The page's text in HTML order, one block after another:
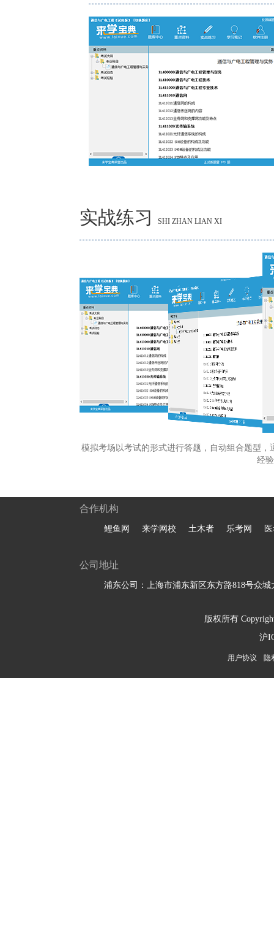
实战练习 SHI ZHAN LIAN XI
模拟考场以考试的形式进行答题，自动组合题型
经
合作机构
鲤鱼网 来学网校 土木者 乐考网
公司地址
浦东公司：上海市浦东新区东方路818号众城
版权所有
沪
用户协议 隐